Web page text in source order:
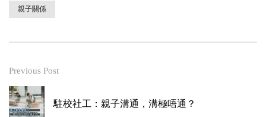
親子關係
Previous Post
駐校社工：親子溝通，溝極唔通？